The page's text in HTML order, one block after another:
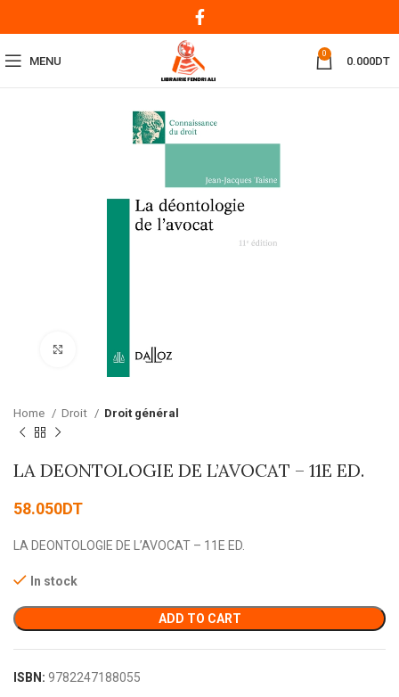
MENU
0
0.000DT
Click to enlarge
Home Droit Droit général
LA DEONTOLOGIE DE L’AVOCAT – 11E ED.
58.050DT
LA DEONTOLOGIE DE L’AVOCAT – 11E ED.
In stock
ADD TO CART
ISBN: 9782247188055